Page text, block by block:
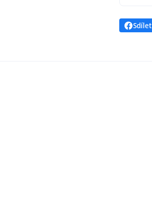
Sdílet